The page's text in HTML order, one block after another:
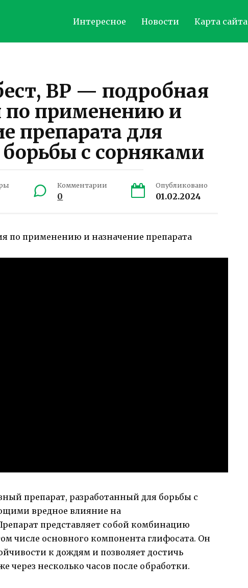
Интересное Новости Карта сайта
ВР — подробная
по применению и
препарата для
с сорняками
Комментарии
0
Опубликовано
01.02.2024
препарат, разработанный для борьбы с
вредное влияние на
представляет собой комбинацию
числе основного компонента глифосата. Он
к дождям и позволяет достичь
через несколько часов после обработки.